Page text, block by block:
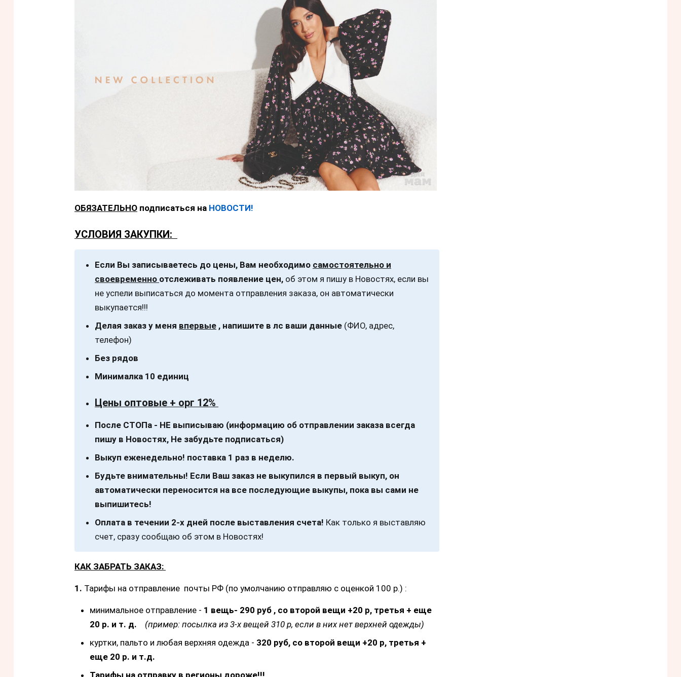
ОБЯЗАТЕЛЬНО подписаться на НОВОСТИ!
УСЛОВИЯ ЗАКУПКИ:
Если Вы записываетесь до цены, Вам необходимо самостоятельно и
своевременно отслеживать появление цен, об этом я пишу в Новостях, если вы
не успели выписаться до момента отправления заказа, он автоматически
выкупается!!!
Делая заказ у меня впервые , напишите в лс ваши данные (ФИО, адрес,
телефон)
Без рядов
Минималка 10 единиц
Цены оптовые + орг 12%
После СТОПа - НЕ выписываю (информацию об отправлении заказа всегда
пишу в Новостях, Не забудьте подписаться)
Выкуп еженедельно! поставка 1 раз в неделю.
Будьте внимательны! Если Ваш заказ не выкупился в первый выкуп, он
автоматически переносится на все последующие выкупы, пока вы сами не
выпишитесь!
Оплата в течении 2-х дней после выставления счета! Как только я выставляю
счет, сразу сообщаю об этом в Новостях!
КАК ЗАБРАТЬ ЗАКАЗ:
1. Тарифы на отправление почты РФ (по умолчанию отправляю с оценкой 100 р.) :
минимальное отправление - 1 вещь- 290 руб , со второй вещи +20 р, третья + еще
20 р. и т. д. (пример: посылка из 3-х вещей 310 р, если в них нет верхней одежды)
куртки, пальто и любая верхняя одежда - 320 руб, со второй вещи +20 р, третья +
еще 20 р. и т.д.
Тарифы на отправку в регионы дороже!!!